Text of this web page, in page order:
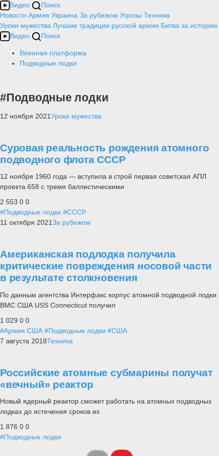
Видео
Поиск
Новости Армия Украина За рубежом Угрозы Техника
Уроки мужества Лучшие традиции русской армии Битва за историю
Видео
Поиск
Военная платформа
Подводные лодки
#Подводные лодки
12 ноября 2021Уроки мужества
Суровая реальность рождения атомного
подводного флота СССР
12 ноября 1960 года — вступила в строй первая советская АПЛ
проекта 658 с тремя баллистическими
2 553 0 0
#Подводные лодки #СССР
11 октября 2021За рубежом
Американская подлодка получила
критические повреждения носовой части
в результате столкновения
По данным агентства Интерфакс корпус атомной подводной лодки
ВМС США USS Connecticut получил
1 029 0 0
#Армия США #Подводные лодки #США
7 августа 2018Техника
Российские атомные субмарины получат
«вечный» реактор
Новый ядерный реактор сможет работать на атомных подводных
лодках до истечения сроков их
1 876 0 0
#Подводные лодки